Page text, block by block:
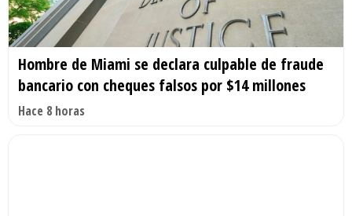
Hombre de Miami se declara culpable de fraude
bancario con cheques falsos por $14 millones
Hace 8 horas